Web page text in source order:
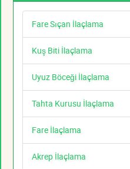
Fare Sıçan İlaçlama
Kuş Biti İlaçlama
Uyuz Böceği İlaçlama
Tahta Kurusu İlaçlama
Fare İlaçlama
Akrep İlaçlama